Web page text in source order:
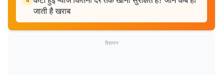
जाती है खराब
विज्ञापन